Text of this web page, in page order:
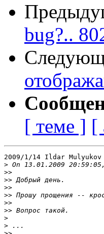
bug?..
[ теме ] [
2009/1/14 Ildar Mulyukov
>
>>
>>
>>
>>
>>
>>
>
>